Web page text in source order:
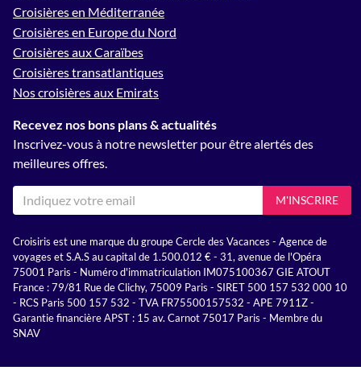
Croisières en Méditerranée
Croisières en Europe du Nord
Croisières aux Caraïbes
Croisières transatlantiques
Nos croisières aux Emirats
Recevez nos bons plans & actualités
Inscrivez-vous à notre newsletter pour être alertés des
meilleures offres.
M'INSCRIRE
Croisiris est une marque du groupe Cercle des Vacances - Agence de
voyages et S.A.S au capital de 1.500.012 € - 31, avenue de l'Opéra
75001 Paris - Numéro d'immatriculation IM075100367 GIE ATOUT
France : 79/81 Rue de Clichy, 75009 Paris - SIRET 500 157 532 000 10
- RCS Paris 500 157 532 - TVA FR75500157532 - APE 7911Z -
Garantie financière APST : 15 av. Carnot 75017 Paris - Membre du
SNAV